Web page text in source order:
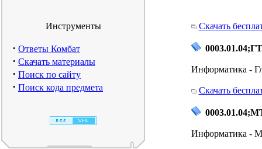
Инструменты
· Ответы Комбат
· Скачать материалы
· Поиск по сайту
· Поиск кода предмета
Скачать
Информатика -
Скачать
Информатика -